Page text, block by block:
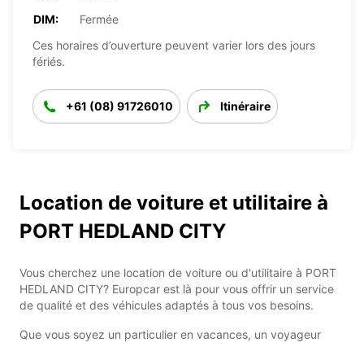
DIM:
Fermée
Ces horaires d’ouverture peuvent varier lors des jours
fériés.
+61 (08) 91726010 Itinéraire
Location de voiture et utilitaire à
PORT HEDLAND CITY
Vous cherchez une location de voiture ou d'utilitaire à PORT
HEDLAND CITY? Europcar est là pour vous offrir un service
de qualité et des véhicules adaptés à tous vos besoins.
Que vous soyez un particulier en vacances, un voyageur